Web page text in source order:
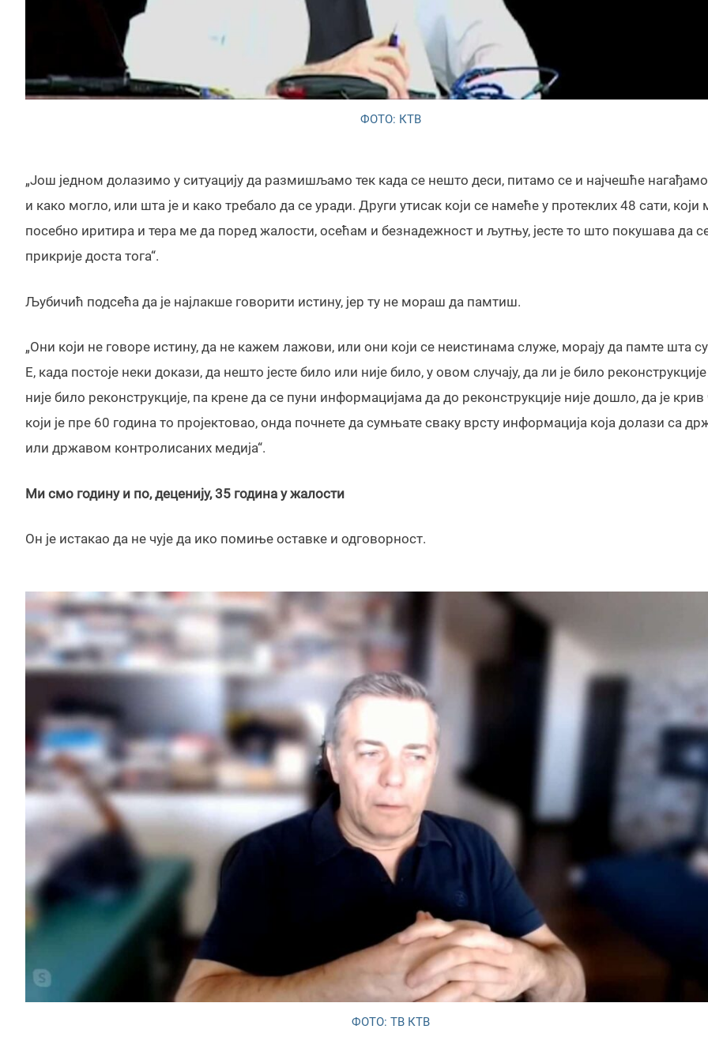
ФОТО: КТВ
„Још једном долазимо у ситуацију да размишљамо тек када се нешто деси, питамо се и најчешће
и како могло, или шта је и како требало да се уради. Други утисак који се намеће у протеклих 48 сати, који
посебно иритира и тера ме да поред жалости, осећам и безнадежност и љутњу, јесте то што покушава да
прикрије доста тога“.
Љубичић подсећа да је најлакше говорити истину, јер ту не мораш да памтиш.
„Они који не говоре истину, да не кажем лажови, или они који се неистинама служе, морају да памте шта
Е, када постоје неки докази, да нешто јесте било или није било, у овом случају, да ли је било
није било реконструкције, па крене да се пуни информацијама да до реконструкције није дошло, да је
који је пре 60 година то пројектовао, онда почнете да сумњате сваку врсту информација која долази са
или државом контролисаних медија“.
Ми смо годину и по, деценију, 35 година у жалости
Он је истакао да не чује да ико помиње оставке и одговорност.
ФОТО: ТВ КТВ